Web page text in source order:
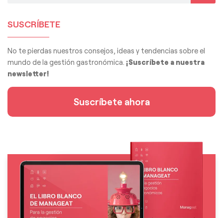
SUSCRÍBETE
No te pierdas nuestros consejos, ideas y tendencias sobre el
mundo de la gestión gastronómica. ¡Suscríbete a nuestra
newsletter!
Suscríbete ahora